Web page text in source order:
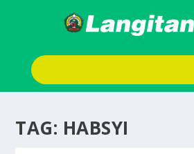
TAG: HABSYI